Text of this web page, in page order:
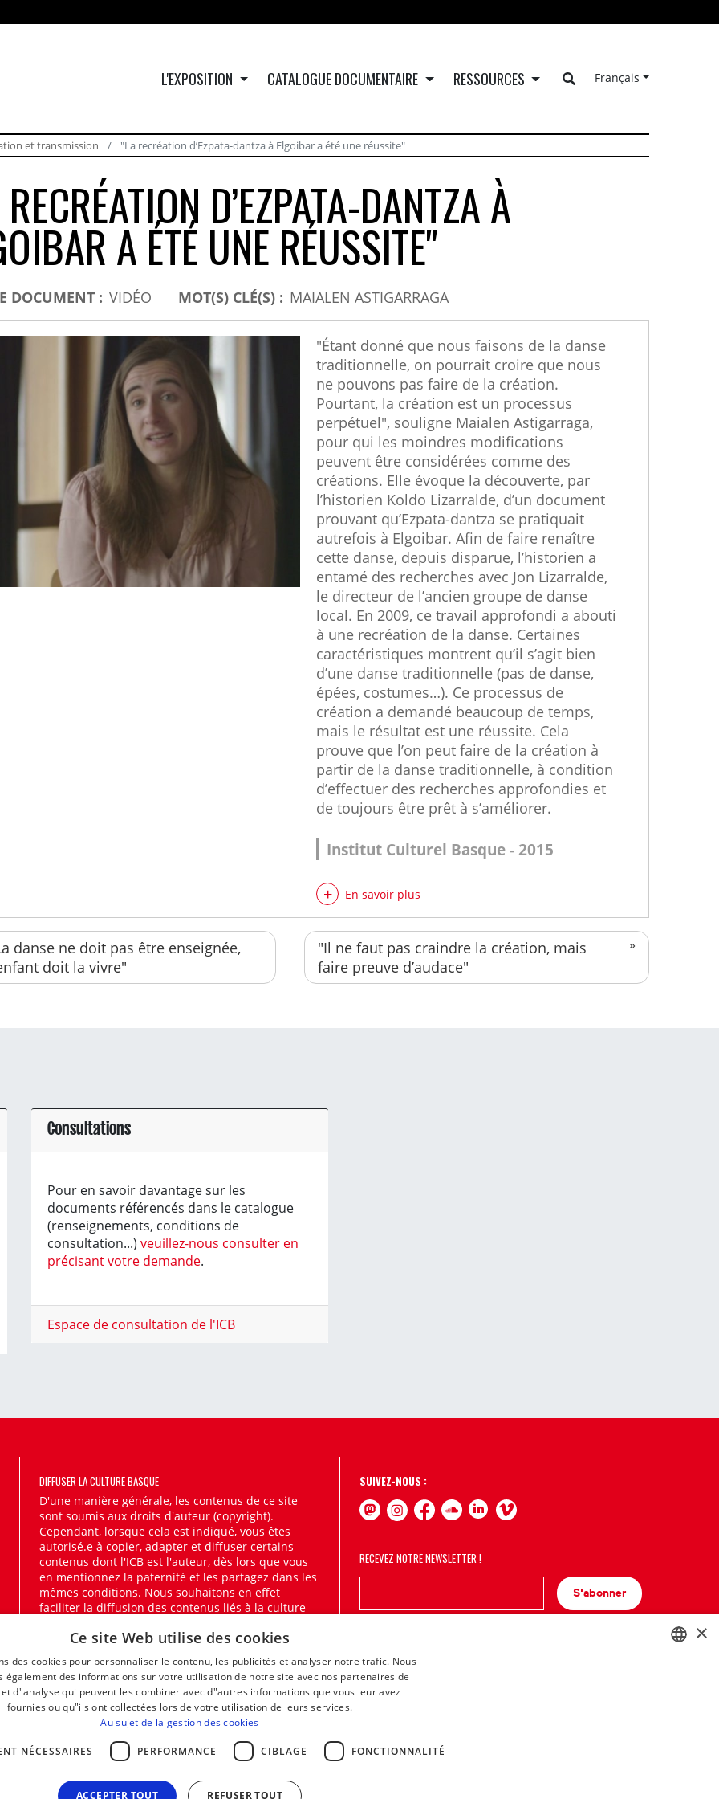
L'EXPOSITION CATALOGUE DOCUMENTAIRE RESSOURCES Français
et transmission "La recréation d’Ezpata-dantza à Elgoibar a été une réussite"
D’EZPATA-DANTZA À
A ÉTÉ UNE RÉUSSITE"
DOCUMENT : VIDÉO MOT(S) CLÉ(S) : MAIALEN ASTIGARRAGA
"Étant donné que nous faisons de la danse
traditionnelle, on pourrait croire que nous
ne pouvons pas faire de la création.
Pourtant, la création est un processus
perpétuel", souligne Maialen Astigarraga,
pour qui les moindres modifications
peuvent être considérées comme des
créations. Elle évoque la découverte, par
l’historien Koldo Lizarralde, d’un document
prouvant qu’Ezpata-dantza se pratiquait
autrefois à Elgoibar. Afin de faire renaître
cette danse, depuis disparue, l’historien a
entamé des recherches avec Jon Lizarralde,
le directeur de l’ancien groupe de danse
local. En 2009, ce travail approfondi a abouti
à une recréation de la danse. Certaines
caractéristiques montrent qu’il s’agit bien
d’une danse traditionnelle (pas de danse,
épées, costumes…). Ce processus de
création a demandé beaucoup de temps,
mais le résultat est une réussite. Cela
prouve que l’on peut faire de la création à
partir de la danse traditionnelle, à condition
d’effectuer des recherches approfondies et
de toujours être prêt à s’améliorer.
Institut Culturel Basque - 2015
En savoir plus
danse ne doit pas être enseignée,
doit la vivre"
"Il ne faut pas craindre la création, mais
faire preuve d’audace"
Consultations
Pour en savoir davantage sur les
documents référencés dans le catalogue
(renseignements, conditions de
consultation...) veuillez-nous consulter en
précisant votre demande.
Espace de consultation de l'ICB
DIFFUSER LA CULTURE BASQUE
D'une manière générale, les contenus de ce site
sont soumis aux droits d'auteur (copyright).
Cependant, lorsque cela est indiqué, vous êtes
autorisé.e à copier, adapter et diffuser certains
contenus dont l'ICB est l'auteur, dès lors que vous
en mentionnez la paternité et les partagez dans les
mêmes conditions. Nous souhaitons en effet
faciliter la diffusion des contenus liés à la culture
SUIVEZ-NOUS :
RECEVEZ NOTRE NEWSLETTER !
S'abonner
×
Ce site Web utilise des cookies
des cookies pour personnaliser le contenu, les publicités et analyser notre trafic. Nous
également des informations sur votre utilisation de notre site avec nos partenaires de
d"analyse qui peuvent les combiner avec d"autres informations que vous leur avez
fournies ou qu"ils ont collectées lors de votre utilisation de leurs services.
Au sujet de la gestion des cookies
NÉCESSAIRES PERFORMANCE CIBLAGE FONCTIONNALITÉ
ACCEPTER TOUT REFUSER TOUT